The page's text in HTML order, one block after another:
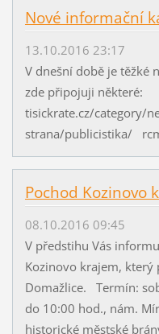
Nové informační
13.10.2016 23:17
V dnešní době je těžké
zde připojuji některé:
tisickrate.cz/category/
strana/publicistika/
Pochod Kozinovo
08.10.2016 09:45
V předstihu Vás
Kozinovo krajem, který
Domažlice. Termín:
do 10:00 hod., nám.
historické městské